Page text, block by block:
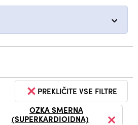
PREKLIČITE VSE FILTRE
OZKA SMERNA
(SUPERKARDIOIDNA)